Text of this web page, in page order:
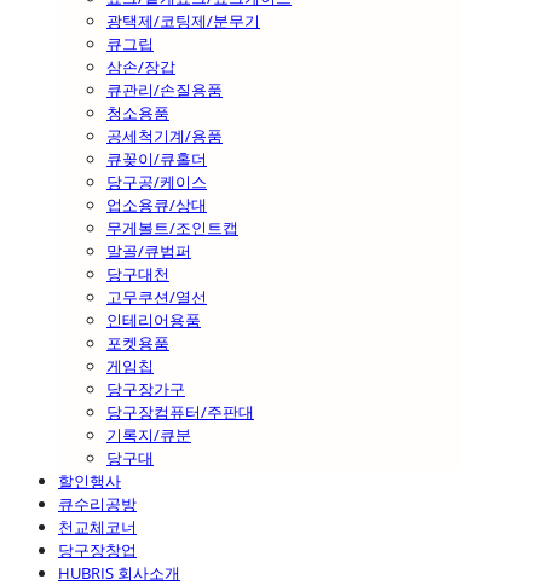
광택제/코팅제/분무기
큐그립
삼손/장갑
큐관리/손질용품
청소용품
공세척기계/용품
큐꽂이/큐홀더
당구공/케이스
업소용큐/상대
무게볼트/조인트캡
말골/큐범퍼
당구대천
고무쿠션/열선
인테리어용품
포켓용품
게임칩
당구장가구
당구장컴퓨터/주판대
기록지/큐분
당구대
할인행사
큐수리공방
천교체코너
당구장창업
HUBRIS 회사소개